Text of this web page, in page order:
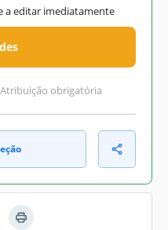
a editar imediatamente
obrigatória